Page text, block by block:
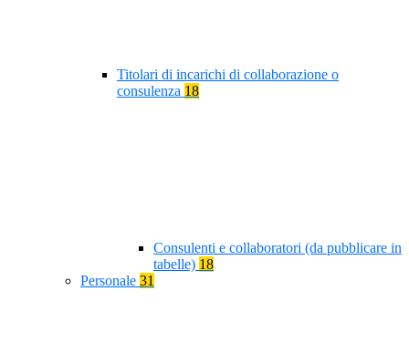
Titolari di incarichi di collaborazione o
consulenza 18
Consulenti e collaboratori (da pubblicare in
tabelle) 18
Personale 31